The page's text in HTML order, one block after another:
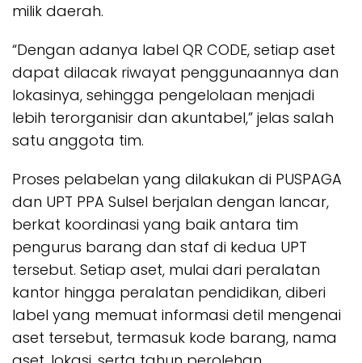
milik daerah.
“Dengan adanya label QR CODE, setiap aset
dapat dilacak riwayat penggunaannya dan
lokasinya, sehingga pengelolaan menjadi
lebih terorganisir dan akuntabel,” jelas salah
satu anggota tim.
Proses pelabelan yang dilakukan di PUSPAGA
dan UPT PPA Sulsel berjalan dengan lancar,
berkat koordinasi yang baik antara tim
pengurus barang dan staf di kedua UPT
tersebut. Setiap aset, mulai dari peralatan
kantor hingga peralatan pendidikan, diberi
label yang memuat informasi detil mengenai
aset tersebut, termasuk kode barang, nama